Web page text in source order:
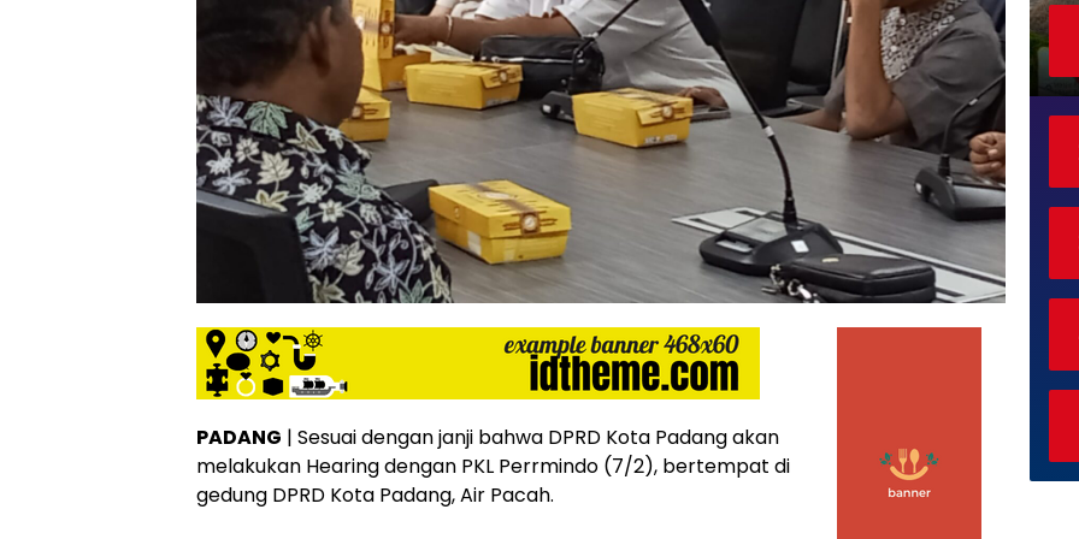
PADANG | Sesuai dengan janji bahwa DPRD Kota Padang akan
melakukan Hearing dengan PKL Perrmindo (7/2), bertempat di
gedung DPRD Kota Padang, Air Pacah.